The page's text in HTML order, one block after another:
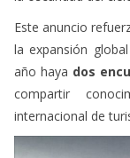
Este anuncio
la expansión
año haya
compartir